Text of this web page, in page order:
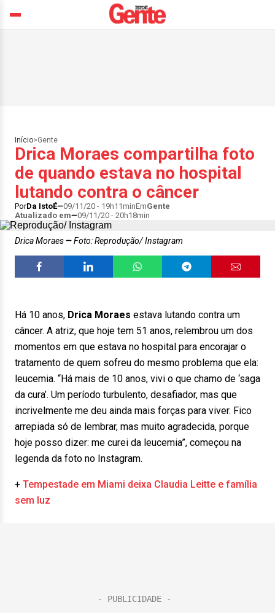
Início>Gente
Drica Moraes compartilha foto
de quando estava no hospital
lutando contra o câncer
PorDa IstoÉ 09/11/20 - 19h11minEmGente
Atualizado em
09/11/20 - 20h18min
Drica Moraes Foto: Reprodução/ Instagram
Há 10 anos, Drica Moraes estava lutando contra um
câncer. A atriz, que hoje tem 51 anos, relembrou um dos
momentos em que estava no hospital para encorajar o
tratamento de quem sofreu do mesmo problema que ela:
leucemia. “Há mais de 10 anos, vivi o que chamo de ‘saga
da cura’. Um período turbulento, desafiador, mas que
incrivelmente me deu ainda mais forças para viver. Fico
arrepiada só de lembrar, mas muito agradecida, porque
hoje posso dizer: me curei da leucemia”, começou na
legenda da foto no Instagram.
+ Tempestade em Miami deixa Claudia Leitte e família
sem luz